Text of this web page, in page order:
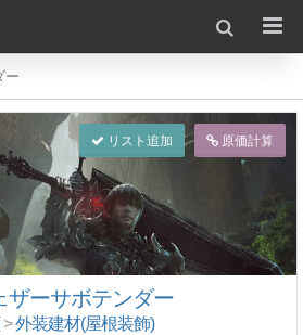
ー
リスト追加 原価計算
ザーサボテンダー
>外装建材(屋根装飾)